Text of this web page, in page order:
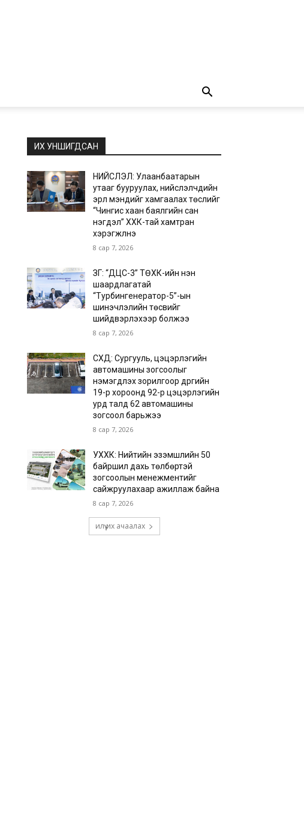
ИХ УНШИГДСАН
НИЙСЛЭЛ: Улаанбаатарын
утааг бууруулах, нийслэлчүүдийн
эрүүл мэндийг хамгаалах төслийг
“Чингис хаан баялгийн сан
нэгдэл” ХХК-тай хамтран
хэрэгжүүлнэ
8 сар 7, 2026
ЗГ: “ДЦС-3” ТӨХК-ийн нэн
шаардлагатай
“Турбингенератор-5”-ын
шинэчлэлийн төсвийг
шийдвэрлэхээр болжээ
8 сар 7, 2026
СХД: Сургууль, цэцэрлэгийн
автомашины зогсоолыг
нэмэгдүүлэх зорилгоор дүүргийн
19-р хороонд 92-р цэцэрлэгийн
урд талд 62 автомашины
зогсоол барьжээ
8 сар 7, 2026
УХХК: Нийтийн эзэмшлийн 50
байршил дахь төлбөртэй
зогсоолын менежментийг
сайжруулахаар ажиллаж байна
8 сар 7, 2026
илүү их ачаалах